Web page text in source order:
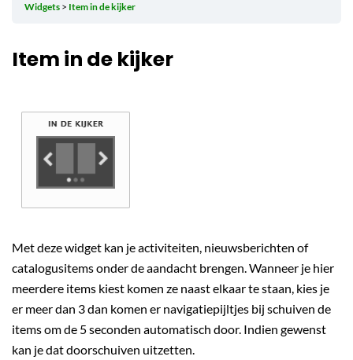
Widgets Item in de kijker
Item in de kijker
Met deze widget kan je activiteiten, nieuwsberichten of
catalogusitems onder de aandacht brengen. Wanneer je hier
meerdere items kiest komen ze naast elkaar te staan, kies je
er meer dan 3 dan komen er navigatiepijltjes bij schuiven de
items om de 5 seconden automatisch door. Indien gewenst
kan je dat doorschuiven uitzetten.